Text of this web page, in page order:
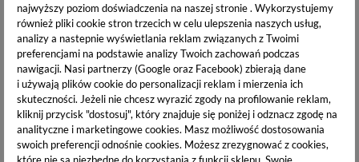
najwyższy poziom doświadczenia na naszej stronie . Wykorzystujemy
również pliki cookie stron trzecich w celu ulepszenia naszych usług,
analizy a nastepnie wyświetlania reklam związanych z Twoimi
preferencjami na podstawie analizy Twoich zachowań podczas
nawigacji. Nasi partnerzy (Google oraz Facebook) zbierają dane
i używają plików cookie do personalizacji reklam i mierzenia ich
skuteczności. Jeżeli nie chcesz wyrazić zgody na profilowanie reklam,
kliknij przycisk "dostosuj", który znajduje się poniżej i odznacz zgodę na
analityczne i marketingowe cookies. Masz możliwość dostosowania
swoich preferencji odnośnie cookies. Możesz zrezygnować z cookies,
które nie są niezbędne do korzystania z funkcji sklepu. Swoje
Sposób użycia:
Na wcześniej utwardzoną bazę hybrydową od Claresa, nałóż
cienką warstwę kolorowego lakieru hybrydowego i utwardź
go w lamie UV/LED. W celu osiągnięcia satysfakcjonującego
efektu, czynność możesz powtórzyć. Stylizację zabezpiecz
aplikując i utwardzając TOP od Claresa.
CZAS UTWARDZANIA